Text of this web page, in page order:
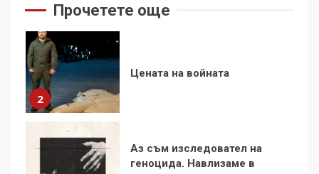
Прочетете още
2
3
геноцида. Навлизаме в
Съединените щати вече
дори не се преструват, че